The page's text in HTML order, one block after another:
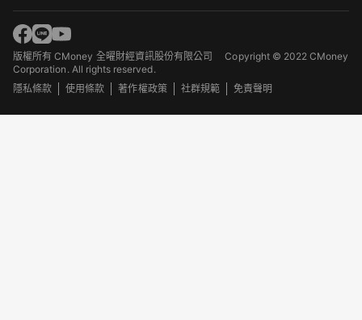
版權所有 CMoney 全曜財經資訊股份有限公司Copyright © 2022 CMoney
Corporation. All rights reserved.
隱私條款
使用條款 著作權政策 社群規範 免責聲明